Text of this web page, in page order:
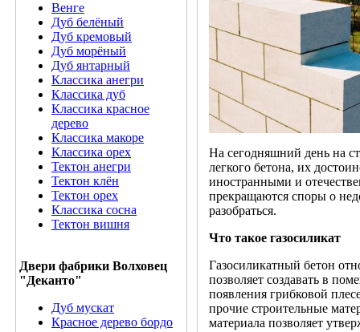
Венге
Дуб белёный
Дуб кремовый
Дуб морёный
Дуб янтарный
Классика анегри
Классика дуб
Классика красное
дерево
Классика макоре
Классика орех
Тектон анегри
Тектон клён
Тектон орех
Классика сосна
Тектон вишня
Двери фабрики Волховец
"Деканто"
Дуб мускат
Красное дерево бордо
На сегодняшний день на
легкого бетона, их
иностранными и
прекращаются споры о
разобраться.
Что такое газосиликат
Газосиликатный бетон
позволяет создавать в
появления грибковой
прочие строительные
материала позволяет